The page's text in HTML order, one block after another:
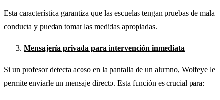
Esta característica garantiza que las escuelas tengan pruebas de mala
conducta y puedan tomar las medidas apropiadas.
Mensajería privada para intervención inmediata
Si un profesor detecta acoso en la pantalla de un alumno, Wolfeye le
permite enviarle un mensaje directo. Esta función es crucial para: